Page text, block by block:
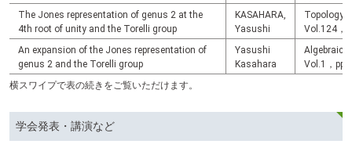
The Jones representation of genus 2 at the
4th root of unity and the Torelli group
KASAHARA,
Yasushi
Topology
Vol.124，
An expansion of the Jones representation of
genus 2 and the Torelli group
Yasushi
Kasahara
Algebraic
Vol.1，
横スワイプで表の続きをご覧いただけます。
学会発表・講演など